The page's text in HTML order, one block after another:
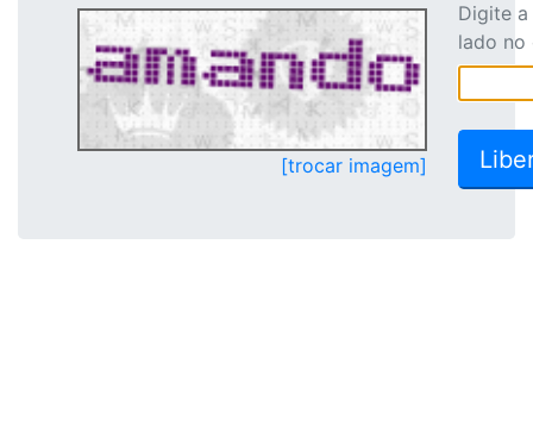
[trocar imagem]
Digite
lado no